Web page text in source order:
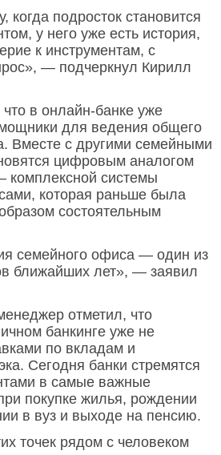
когда подросток становится
у него уже есть история,
к инструментам, с
— подчеркнул Кирилл
в онлайн-банке уже
для ведения общего
Вместе с другими семейными
цифровым аналогом
системы
которая раньше была
состоятельным
семейного офиса — один из
ближайших лет», — заявил
отметил, что
банкинге уже не
по вкладам и
Сегодня банки стремятся
в самые важные
покупке жилья, рождении
в вуз и выходе на пенсию.
точек рядом с человеком